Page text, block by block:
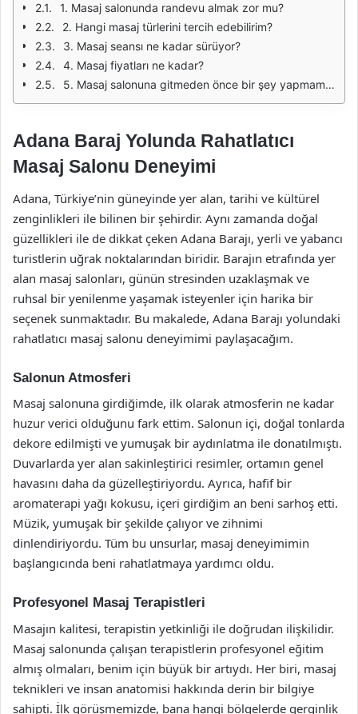
1. Masaj salonunda randevu almak zor mu?
2. Hangi masaj türlerini tercih edebilirim?
3. Masaj seansı ne kadar sürüyor?
4. Masaj fiyatları ne kadar?
5. Masaj salonuna gitmeden önce bir şey yapmam gerekiyor mu?
Adana Baraj Yolunda Rahatlatıcı
Masaj Salonu Deneyimi
Adana, Türkiye’nin güneyinde yer alan, tarihi ve kültürel
zenginlikleri ile bilinen bir şehirdir. Aynı zamanda doğal
güzellikleri ile de dikkat çeken Adana Barajı, yerli ve yabancı
turistlerin uğrak noktalarından biridir. Barajın etrafında yer
alan masaj salonları, günün stresinden uzaklaşmak ve
ruhsal bir yenilenme yaşamak isteyenler için harika bir
seçenek sunmaktadır. Bu makalede, Adana Barajı yolundaki
rahatlatıcı masaj salonu deneyimimi paylaşacağım.
Salonun Atmosferi
Masaj salonuna girdiğimde, ilk olarak atmosferin ne kadar
huzur verici olduğunu fark ettim. Salonun içi, doğal tonlarda
dekore edilmişti ve yumuşak bir aydınlatma ile donatılmıştı.
Duvarlarda yer alan sakinleştirici resimler, ortamın genel
havasını daha da güzelleştiriyordu. Ayrıca, hafif bir
aromaterapi yağı kokusu, içeri girdiğim an beni sarhoş etti.
Müzik, yumuşak bir şekilde çalıyor ve zihnimi
dinlendiriyordu. Tüm bu unsurlar, masaj deneyimimin
başlangıcında beni rahatlatmaya yardımcı oldu.
Profesyonel Masaj Terapistleri
Masajın kalitesi, terapistin yetkinliği ile doğrudan ilişkilidir.
Masaj salonunda çalışan terapistlerin profesyonel eğitim
almış olmaları, benim için büyük bir artıydı. Her biri, masaj
teknikleri ve insan anatomisi hakkında derin bir bilgiye
sahipti. İlk görüşmemizde, bana hangi bölgelerde gerginlik